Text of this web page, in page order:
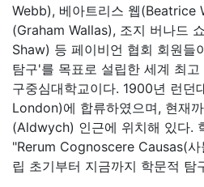
Webb), 베아트리스 웹(Beatrice
(Graham Wallas), 조지 버나드
Shaw) 등 페이비언 협회 회원들
탐구'를 목표로 설립한 세계 최
구중심대학교이다. 1900년 런
London)에 합류하였으며, 현재
(Aldwych) 인근에 위치해 있다.
"Rerum Cognoscere Causas(
립 초기부터 지금까지 학문적 탐